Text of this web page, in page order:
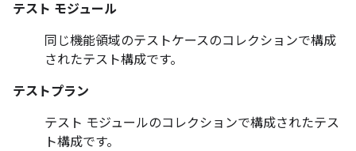
テスト モジュール
同じ機能領域のテストケースのコレクションで構成
されたテスト構成です。
テストプラン
テスト モジュールのコレクションで構成されたテス
ト構成です。